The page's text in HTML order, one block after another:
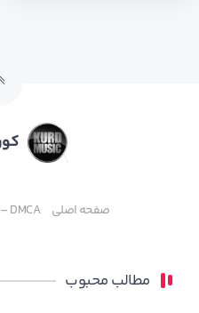
صفحه اصلی DMCA – کپی رایت
مطالب محبوب